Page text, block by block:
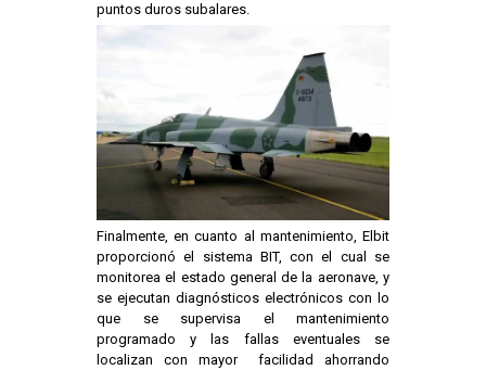
puntos duros subalares.
Finalmente, en cuanto al mantenimiento, Elbit
proporcionó el sistema BIT, con el cual se
monitorea el estado general de la aeronave, y
se ejecutan diagnósticos electrónicos con lo
que se supervisa el mantenimiento
programado y las fallas eventuales se
localizan con mayor facilidad ahorrando